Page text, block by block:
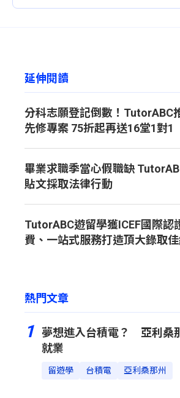
延伸閱讀
分科志願登記倒數！TutorABC
先修專案 75折起再送16堂1對1
畢業求職季當心假職缺
貼文採取法律行動
TutorABC遊留學獲ICEF國際認
費、一站式服務打造頂大錄取
熱門文章
1
夢想進入台積電？ 亞利桑
就業
留遊學 台積電 亞利桑那州